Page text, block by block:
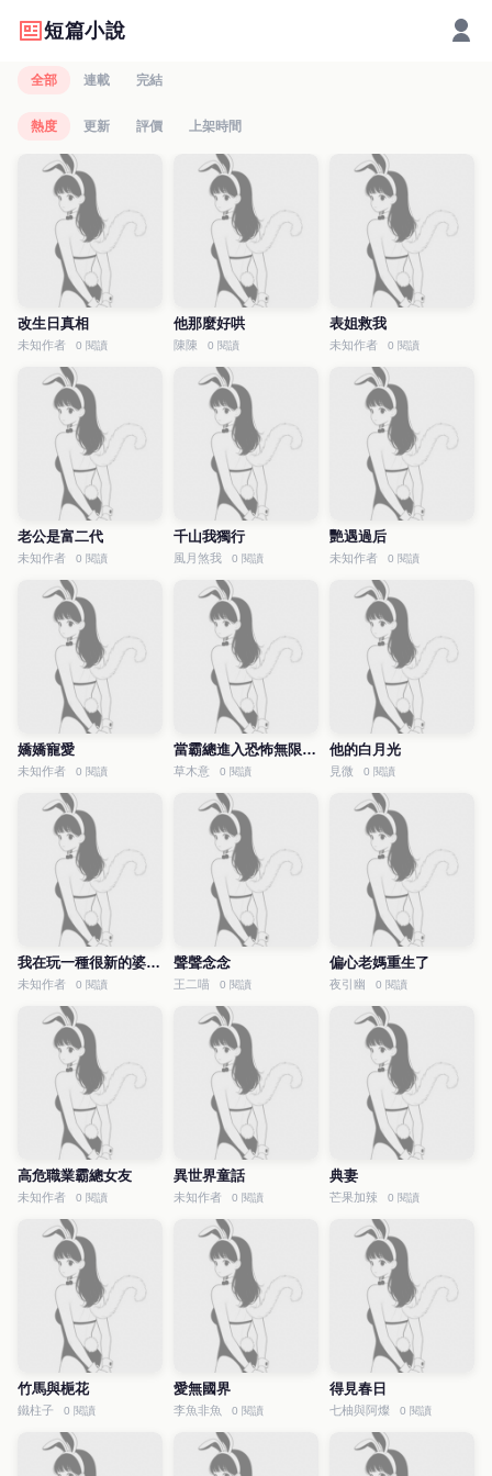
短篇小說
全部 連載 完結
熱度 更新 評價 上架時間
改生日真相
未知作者 0 閱讀
他那麼好哄
陳陳 0 閱讀
表姐救我
未知作者 0 閱讀
老公是富二代
未知作者 0 閱讀
千山我獨行
風月煞我 0 閱讀
艷遇過后
未知作者 0 閱讀
嬌嬌寵愛
未知作者 0 閱讀
當霸總進入恐怖無限流后
草木意 0 閱讀
他的白月光
見微 0 閱讀
我在玩一種很新的婆媳關系
未知作者 0 閱讀
聲聲念念
王二喵 0 閱讀
偏心老媽重生了
夜引幽 0 閱讀
高危職業霸總女友
未知作者 0 閱讀
異世界童話
未知作者 0 閱讀
典妻
芒果加辣 0 閱讀
竹馬與梔花
鐵柱子 0 閱讀
愛無國界
李魚非魚 0 閱讀
得見春日
七柚與阿燦 0 閱讀